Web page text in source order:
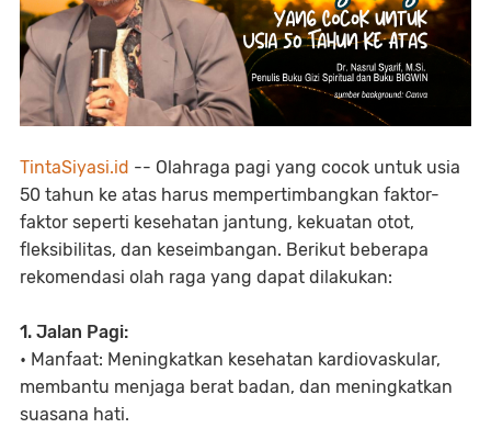
TintaSiyasi.id -- Olahraga pagi yang cocok untuk usia
50 tahun ke atas harus mempertimbangkan faktor-
faktor seperti kesehatan jantung, kekuatan otot,
fleksibilitas, dan keseimbangan. Berikut beberapa
rekomendasi olah raga yang dapat dilakukan:
1. Jalan Pagi:
• Manfaat: Meningkatkan kesehatan kardiovaskular,
membantu menjaga berat badan, dan meningkatkan
suasana hati.